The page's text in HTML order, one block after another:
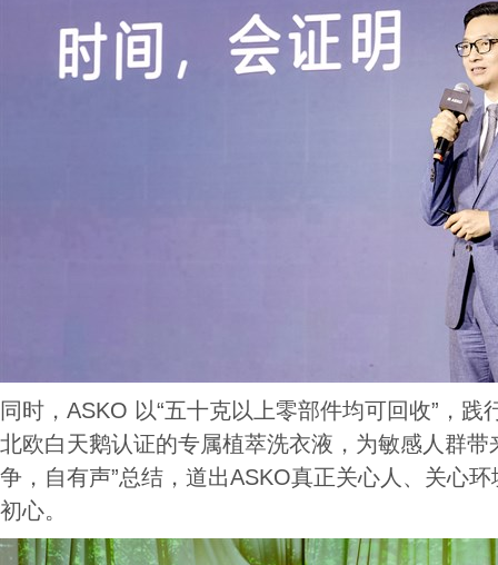
同时，ASKO 以“五十克以上零部件均可回收”，
北欧白天鹅认证的专属植萃洗衣液，为敏感人群带
争，自有声”总结，道出ASKO真正关心人、关心
初心。